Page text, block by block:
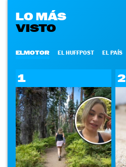
LO MÁS
VISTO
ELMOTOR EL HUFFPOST EL PAÍS
1 2